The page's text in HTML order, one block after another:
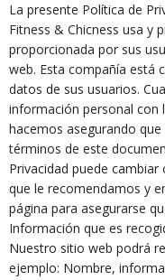
La presente Política de
Fitness & Chicness usa y
proporcionada por sus
web. Esta compañía está
datos de sus usuarios.
información personal con
hacemos asegurando
términos de este
Privacidad puede
que le recomendamos y
página para asegurarse
Información que es
Nuestro sitio web podrá
ejemplo: Nombre,